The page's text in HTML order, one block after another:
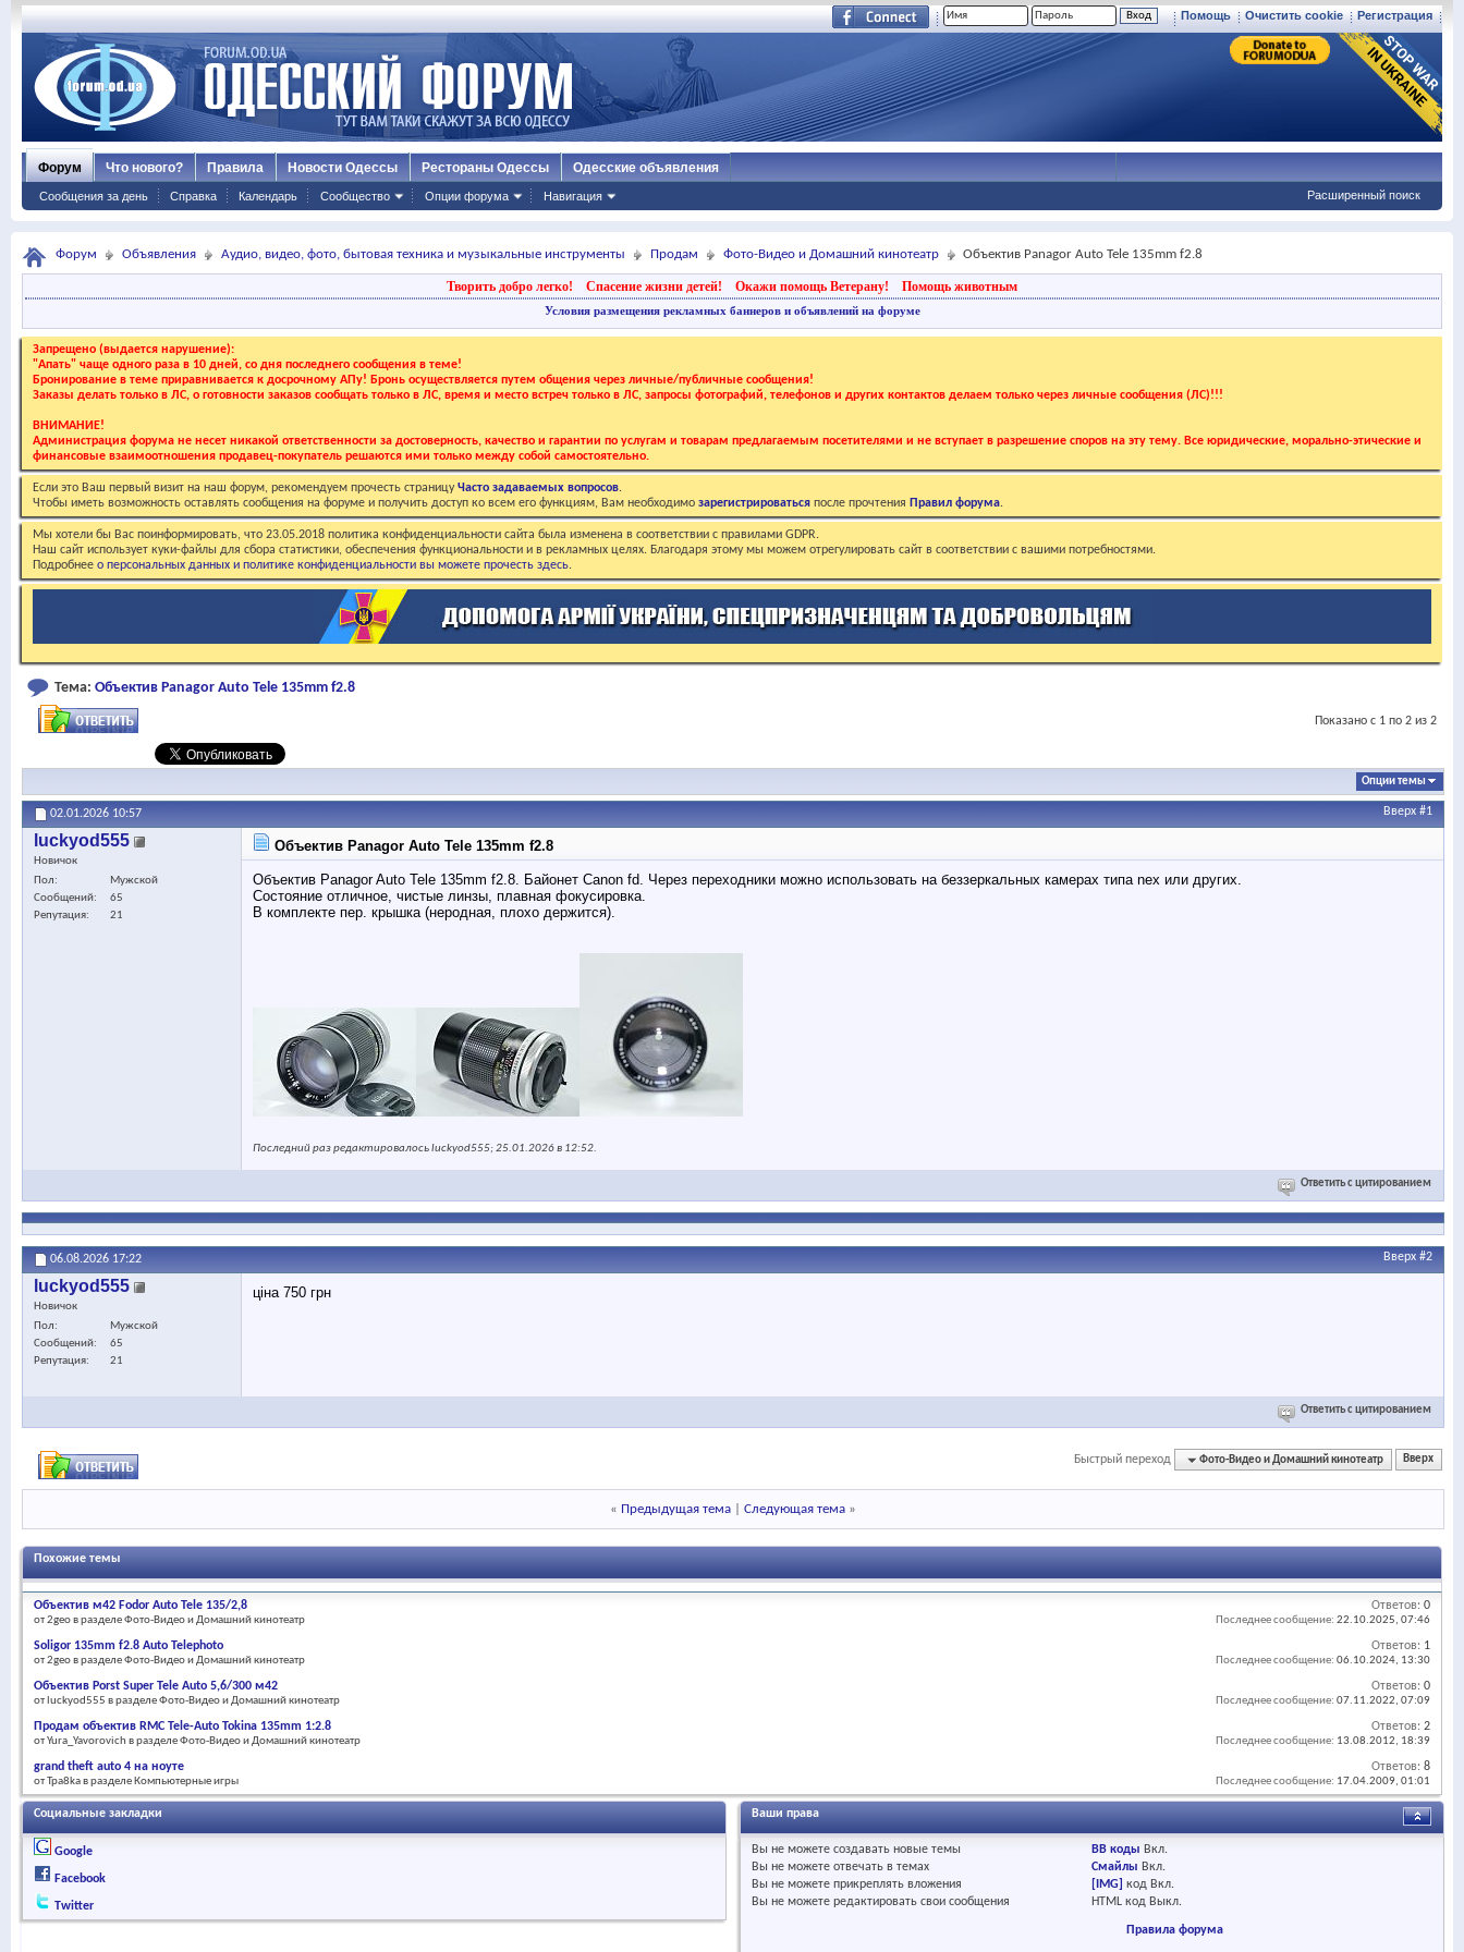
Регистрация
Очистить cookie
Помощь
Форум
Сообщения за день Справка Календарь Сообщество Опции форума Навигация
Что нового? Правила Новости Одессы Рестораны Одессы Одесские объявления
Расширенный поиск
Форум Объявления Аудио, видео, фото, бытовая техника и музыкальные инструменты Продам Фото-Видео и Домашний кинотеатр Объектив Panagor Auto Tele 135mm f2.8
Творить добро легко! Спасение жизни детей! Окажи помощь Ветерану! Помощь животным
Условия размещения рекламных баннеров и объявлений на форуме
Запрещено (выдается нарушение):
"Апать" чаще одного раза в 10 дней, со дня последнего сообщения в теме!
Бронирование в теме приравнивается к досрочному АПу! Бронь осуществляется путем общения через личные/публичные сообщения!
Заказы делать только в ЛС, о готовности заказов сообщать только в ЛС, время и место встреч только в ЛС, запросы фотографий, телефонов и других контактов делаем только через личные сообщения (ЛС)!!!
ВНИМАНИЕ!
Администрация форума не несет никакой ответственности за достоверность, качество и гарантии по услугам и товарам предлагаемым посетителями и не вступает в разрешение споров на эту тему. Все юридические, морально-этические и
финансовые взаимоотношения продавец-покупатель решаются ими только между собой самостоятельно.
Если это Ваш первый визит на наш форум, рекомендуем прочесть страницуЧасто задаваемых вопросов.
Чтобы иметь возможность оставлять сообщения на форуме и получить доступ ко всем его функциям, Вам необходимо зарегистрироваться после прочтения Правил форума.
Мы хотели бы Вас поинформировать, что 23.05.2018 политика конфиденциальности сайта была изменена в соответствии с правилами GDPR.
Наш сайт использует куки-файлы для сбора статистики, обеспечения функциональности и в рекламных целях. Благодаря этому мы можем отрегулировать сайт в соответствии с вашими потребностями.
Подробнее о персональных данных и политике конфиденциальности вы можете прочесть здесь.
Тема: Объектив Panagor Auto Tele 135mm f2.8
Показано с 1 по 2 из 2
Опции темы
02.01.2026 10:57 Вверх #1
luckyod555
Новичок
Пол
Мужской
Сообщений
65
Репутация
21
Объектив Panagor Auto Tele 135mm f2.8
Объектив Panagor Auto Tele 135mm f2.8. Байонет Canon fd. Через переходники можно использовать на беззеркальных камерах типа nex или других.
Состояние отличное, чистые линзы, плавная фокусировка.
В комплекте пер. крышка (неродная, плохо держится).
Последний раз редактировалось luckyod555; 25.01.2026 в 12:52.
Ответить с цитированием
06.08.2026 17:22 Вверх #2
luckyod555
Новичок
Пол
Мужской
Сообщений
65
Репутация
21
ціна 750 грн
Ответить с цитированием
Быстрый переход Фото-Видео и Домашний кинотеатр Вверх
« Предыдущая тема Следующая тема »
Похожие темы
Объектив м42 Fodor Auto Tele 135/2,8
от 2geo в разделе Фото-Видео и Домашний кинотеатр
Ответов: 0
Последнее сообщение: 22.10.2025, 07:46
Soligor 135mm f2.8 Auto Telephoto
от 2geo в разделе Фото-Видео и Домашний кинотеатр
Ответов: 1
Последнее сообщение: 06.10.2024, 13:30
Объектив Porst Super Tele Auto 5,6/300 м42
от luckyod555 в разделе Фото-Видео и Домашний кинотеатр
Ответов: 0
Последнее сообщение: 07.11.2022, 07:09
Продам объектив RMC Tele-Auto Tokina 135mm 1:2.8
от Yura_Yavorovich в разделе Фото-Видео и Домашний кинотеатр
Ответов: 2
Последнее сообщение: 13.08.2012, 18:39
grand theft auto 4 на ноуте
от Tpa8ka в разделе Компьютерные игры
Ответов: 8
Последнее сообщение: 17.04.2009, 01:01
Социальные закладки
Google
Facebook
Twitter
Ваши права
Вы не можетесоздавать новые темы
Вы не можетеотвечать в темах
Вы не можетеприкреплять вложения
Вы не можетередактировать свои сообщения
BB коды Вкл.
Смайлы Вкл.
[IMG] код Вкл.
HTML код Выкл.
Правила форума